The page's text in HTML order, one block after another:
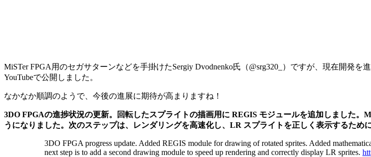
MiSTer FPGA用のセガサターンなどを手掛けたSergiy Dvodnenko氏（@srg320_）ですが、現在開発
YouTubeで公開しました。
なかなか順調のようで、今後の進展に期待が高まりますね！
3DO FPGAの進捗状況の更新。回転したスプライトの描画用に REGIS モジュールを追加しました
うになりました。次のステップは、レンダリングを高速化し、LR スプライトを正しく表示するため
3DO FPGA progress update. Added REGIS module for drawing of rotated sprites. Added
next step is to add a second drawing module to speed up rendering and correctly display LR sprites.